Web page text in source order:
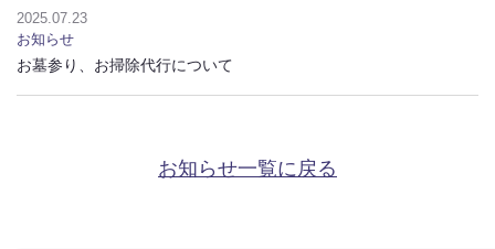
墓石工事の流れ 施工事例
2025.07.23
お知らせ
お墓参り、お掃除代行について
お知らせ一覧に戻る